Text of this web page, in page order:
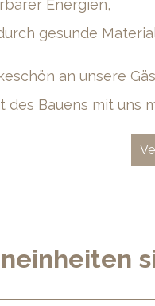
Energien,
gesunde
an unsere
des Bauens mit uns